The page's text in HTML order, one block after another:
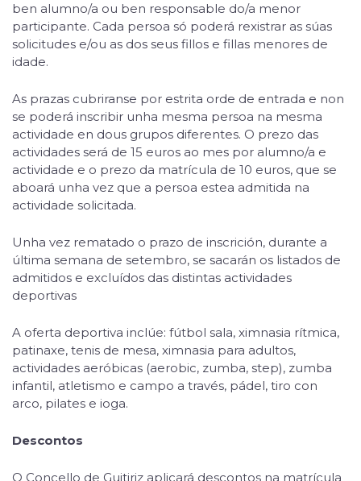
ben alumno/a ou ben responsable do/a menor
participante. Cada persoa só poderá rexistrar as súas
solicitudes e/ou as dos seus fillos e fillas menores de
idade.
As prazas cubriranse por estrita orde de entrada e non
se poderá inscribir unha mesma persoa na mesma
actividade en dous grupos diferentes. O prezo das
actividades será de 15 euros ao mes por alumno/a e
actividade e o prezo da matrícula de 10 euros, que se
aboará unha vez que a persoa estea admitida na
actividade solicitada.
Unha vez rematado o prazo de inscrición, durante a
última semana de setembro, se sacarán os listados de
admitidos e excluídos das distintas actividades
deportivas
A oferta deportiva inclúe: fútbol sala, ximnasia rítmica,
patinaxe, tenis de mesa, ximnasia para adultos,
actividades aeróbicas (aerobic, zumba, step), zumba
infantil, atletismo e campo a través, pádel, tiro con
arco, pilates e ioga.
Descontos
O Concello de Guitiriz aplicará descontos na matrícula